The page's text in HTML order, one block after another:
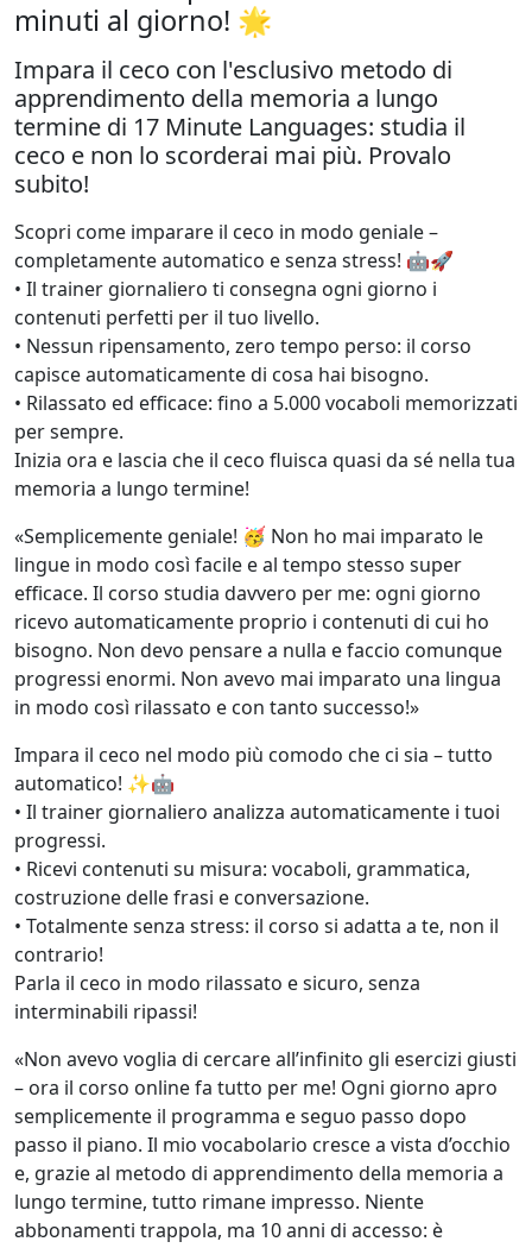
minuti al giorno! 🌟
Impara il ceco con l'esclusivo metodo di
apprendimento della memoria a lungo
termine di 17 Minute Languages: studia il
ceco e non lo scorderai mai più. Provalo
subito!
Scopri come imparare il ceco in modo geniale –
completamente automatico e senza stress! 🤖🚀
• Il trainer giornaliero ti consegna ogni giorno i
contenuti perfetti per il tuo livello.
• Nessun ripensamento, zero tempo perso: il corso
capisce automaticamente di cosa hai bisogno.
• Rilassato ed efficace: fino a 5.000 vocaboli memorizzati
per sempre.
Inizia ora e lascia che il ceco fluisca quasi da sé nella tua
memoria a lungo termine!
«Semplicemente geniale! 🥳 Non ho mai imparato le
lingue in modo così facile e al tempo stesso super
efficace. Il corso studia davvero per me: ogni giorno
ricevo automaticamente proprio i contenuti di cui ho
bisogno. Non devo pensare a nulla e faccio comunque
progressi enormi. Non avevo mai imparato una lingua
in modo così rilassato e con tanto successo!»
Impara il ceco nel modo più comodo che ci sia – tutto
automatico! ✨🤖
• Il trainer giornaliero analizza automaticamente i tuoi
progressi.
• Ricevi contenuti su misura: vocaboli, grammatica,
costruzione delle frasi e conversazione.
• Totalmente senza stress: il corso si adatta a te, non il
contrario!
Parla il ceco in modo rilassato e sicuro, senza
interminabili ripassi!
«Non avevo voglia di cercare all’infinito gli esercizi giusti
– ora il corso online fa tutto per me! Ogni giorno apro
semplicemente il programma e seguo passo dopo
passo il piano. Il mio vocabolario cresce a vista d’occhio
e, grazie al metodo di apprendimento della memoria a
lungo termine, tutto rimane impresso. Niente
abbonamenti trappola, ma 10 anni di accesso: è